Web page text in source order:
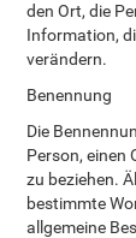
den Ort, die
Information,
verändern.
Benennung
Die
Person, einen
zu beziehen.
bestimmte
allgemeine